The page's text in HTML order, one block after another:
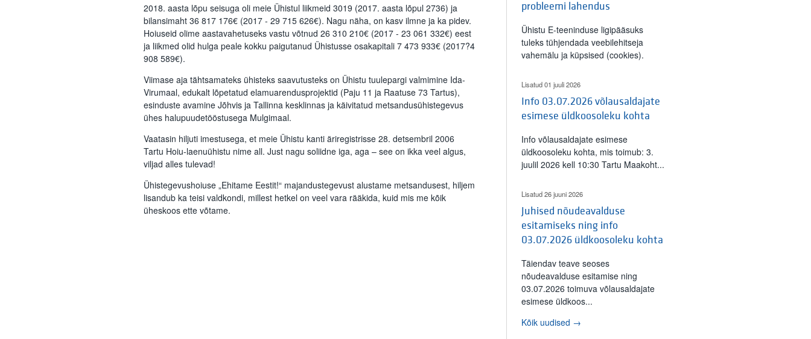
2018. aasta lõpu seisuga oli meie Ühistul liikmeid 3019 (2017. aasta lõpul 2736) ja
bilansimaht 36 817 176€ (2017 - 29 715 626€). Nagu näha, on kasv ilmne ja ka pidev.
Hoiuseid olime aastavahetuseks vastu võtnud 26 310 210€ (2017 - 23 061 332€) eest
ja liikmed olid hulga peale kokku paigutanud Ühistusse osakapitali 7 473 933€ (2017?4
908 589€).
Viimase aja tähtsamateks ühisteks saavutusteks on Ühistu tuulepargi valmimine Ida-
Virumaal, edukalt lõpetatud elamuarendusprojektid (Paju 11 ja Raatuse 73 Tartus),
esinduste avamine Jõhvis ja Tallinna kesklinnas ja käivitatud metsandusühistegevus
ühes halupuudetööstusega Mulgimaal.
Vaatasin hiljuti imestusega, et meie Ühistu kanti äriregistrisse 28. detsembril 2006
Tartu Hoiu-laenuühistu nime all. Just nagu soliidne iga, aga – see on ikka veel algus,
viljad alles tulevad!
Ühistegevushoiuse „Ehitame Eestit!“ majandustegevust alustame metsandusest, hiljem
lisandub ka teisi valdkondi, millest hetkel on veel vara rääkida, kuid mis me kõik
üheskoos ette võtame.
probleemi lahendus
Ühistu E-teeninduse ligipääsuks
tuleks tühjendada veebilehitseja
vahemälu ja küpsised (cookies).
Lisatud 01 juuli 2026
Info 03.07.2026 võlausaldajate
esimese üldkoosoleku kohta
Info võlausaldajate esimese
üldkoosoleku kohta, mis toimub: 3.
juulil 2026 kell 10:30 Tartu Maakoht...
Lisatud 26 juuni 2026
Juhised nõudeavalduse
esitamiseks ning info
03.07.2026 üldkoosoleku kohta
Täiendav teave seoses
nõudeavalduse esitamise ning
03.07.2026 toimuva võlausaldajate
esimese üldkoos...
Kõik uudised →